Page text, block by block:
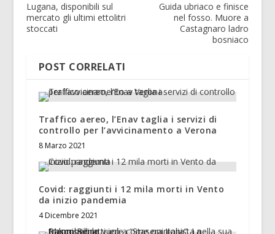
Lugana, disponibili sul
mercato gli ultimi ettolitri
stoccati
Guida ubriaco e finisce
nel fosso. Muore a
Castagnaro ladro
bosniaco
POST CORRELATI
Traffico aereo, l’Enav taglia i servizi di
controllo per l’avvicinamento a Verona
8 Marzo 2021
Covid: raggiunti i 12 mila morti in Vento
da inizio pandemia
4 Dicembre 2021